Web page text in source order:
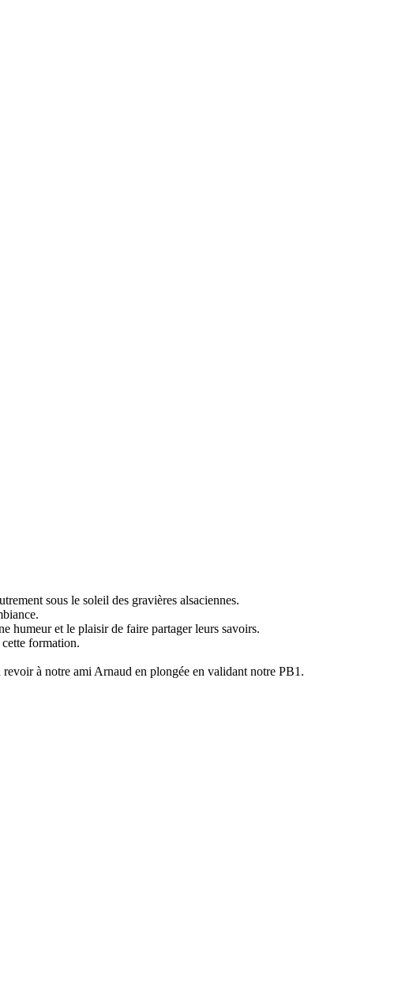
sous le soleil des gravières alsaciennes.
humeur et le plaisir de faire partager leurs savoirs.
formation.
à notre ami Arnaud en plongée en validant notre PB1.